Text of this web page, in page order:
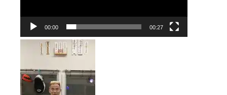
00:00 00:27